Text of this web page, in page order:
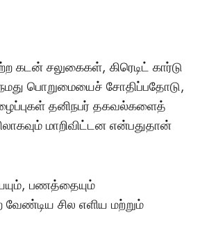
கடன் சலுகைகள், கிரெடிட் கார்டு
பொறுமையைச் சோதிப்பதோடு,
தனிநபர் தகவல்களைத்
மாறிவிட்டன என்பதுதான்
பணத்தையும்
சில எளிய மற்றும்
மர்மங்கள்
விநோத எலும்புக்கூடு
சிலைகளுடன்